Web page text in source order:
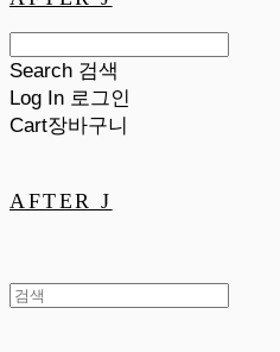
Search 검색
Log In 로그인
Cart장바구니
AFTER J